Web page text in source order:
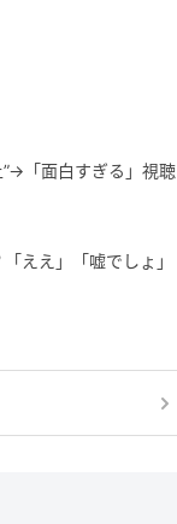
”→「面白すぎる」視聴
ええ」「嘘でしょ」